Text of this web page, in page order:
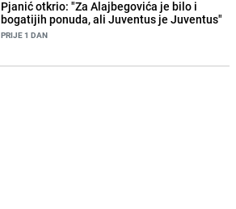
Pjanić otkrio: "Za Alajbegovića je bilo i
bogatijih ponuda, ali Juventus je Juventus"
PRIJE 1 DAN